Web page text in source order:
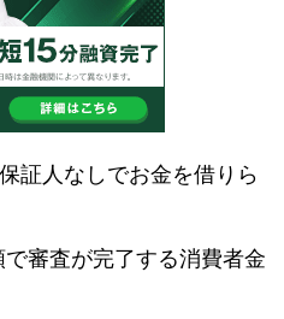
証人なしでお金を借りら
審査が完了する消費者金